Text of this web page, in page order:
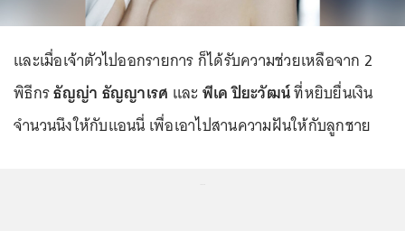
และเมื่อเจ้าตัวไปออกรายการ ก็ได้รับความช่วยเหลือจาก 2
พิธีกรธัญญ่า ธัญญาเรศ และพีเค ปิยะวัฒน์ที่หยิบยื่นเงิน
จำนวนนึงให้กับแอนนี่ เพื่อเอาไปสานความฝันให้กับลูกชาย